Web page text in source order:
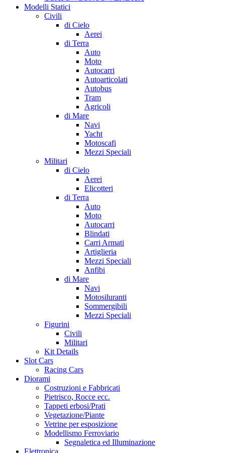
Modelli Statici
Civili
di Cielo
Aerei
di Terra
Auto
Moto
Autocarri
Autoarticolati
Autobus
Tram
Agricoli
di Mare
Navi
Yacht
Motoscafi
Mezzi Speciali
Militari
di Cielo
Aerei
Elicotteri
di Terra
Auto
Moto
Autocarri
Blindati
Carri Armati
Artiglieria
Mezzi Speciali
Anfibi
di Mare
Navi
Motosiluranti
Sommergibili
Mezzi Speciali
Figurini
Civili
Militari
Kit Details
Slot Cars
Racing Cars
Diorami
Costruzioni e Fabbricati
Pietrisco, Rocce ecc.
Tappeti erbosi/Prati
Vegetazione/Piante
Vetrine per esposizione
Modellismo Ferroviario
Segnaletica ed Illuminazione
Elettronica